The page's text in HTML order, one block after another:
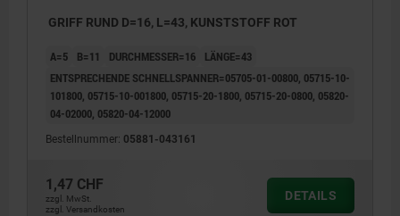
GRIFF RUND D=16, L=43, KUNSTSTOFF ROT
A=5 B=11 DURCHMESSER=16
LÄNGE=43
ENTSPRECHENDE SCHNELLSPANNER=05705-01-00800, 05715-10-
101800, 05715-10-001800, 05715-20-1800, 05715-20-0800, 05820-
04-02000, 05820-04-12000
Bestellnummer: 05881-043161
1,47 CHF
zzgl. MwSt.
zzgl. Versandkosten
DETAILS